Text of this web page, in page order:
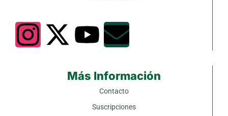
Más Información
Contacto
Suscripciones